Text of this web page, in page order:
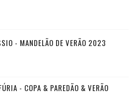
- MANDELÃO DE VERÃO 2023
- COPA & PAREDÃO & VERÃO